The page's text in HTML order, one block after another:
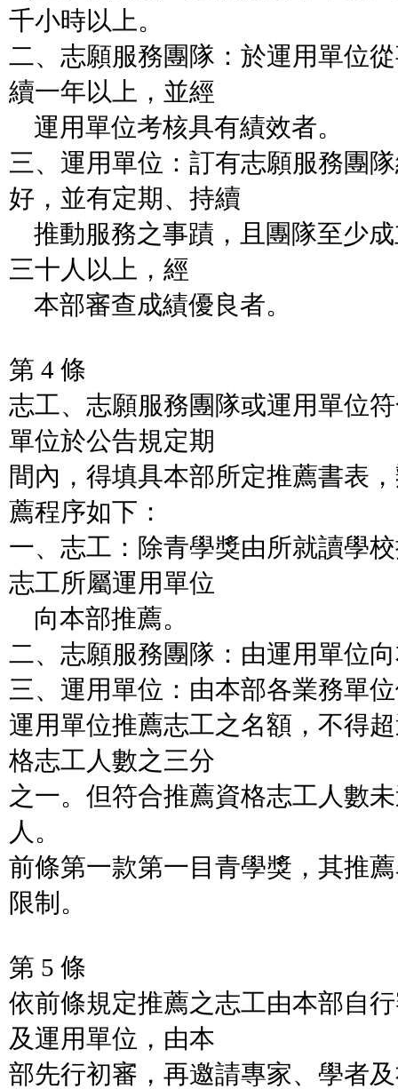
千小時以上。
二、志願服務團隊：於運用單位
續一年以上，並經
運用單位考核具有績效者。
三、運用單位：訂有志願服務團
好，並有定期、持續
推動服務之事蹟，且團隊至少
三十人以上，經
本部審查成績優良者。
第 4 條
志工、志願服務團隊或運用單位
單位於公告規定期
間內，得填具本部所定推薦書表
薦程序如下：
一、志工：除青學獎由所就讀學
志工所屬運用單位
向本部推薦。
二、志願服務團隊：由運用單位
三、運用單位：由本部各業務單
運用單位推薦志工之名額，不得
格志工人數之三分
之一。但符合推薦資格志工人數
人。
前條第一款第一目青學獎，其推
限制。
第 5 條
依前條規定推薦之志工由本部自
及運用單位，由本
部先行初審，再邀請專家、學者